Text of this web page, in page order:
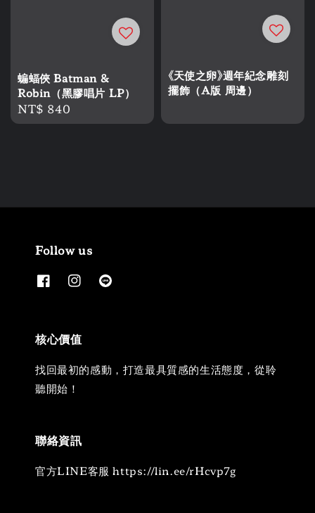
蝙蝠俠 Batman &
Robin（黑膠唱片 LP）
Regular
price
NT$ 840
《天使之卵》週年紀念雕刻
擺飾（A版 周邊）
Follow us
核心價值
找回最初的感動，打造最具質感的生活態度，從聆
聽開始！
聯絡資訊
官方LINE客服 https://lin.ee/rHcvp7g